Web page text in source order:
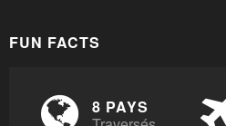
FUN FACTS
8 PAYS